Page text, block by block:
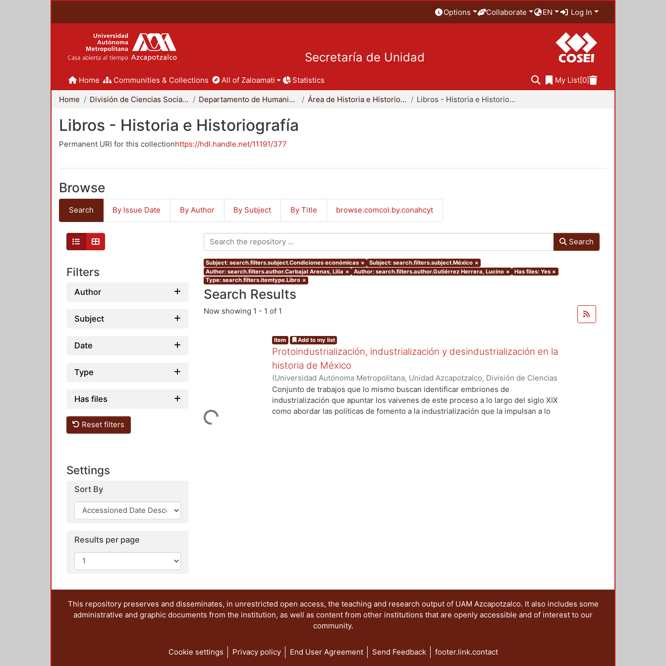
Options Collaborate EN Log In
Secretaría de Unidad
Home Communities & Collections All of Zaloamati Statistics My List[0]
Home División de Ciencias Sociales y Humanidades Departamento de Humanidades Área de Historia e Historiografía Libros - Historia e Historiografía
Libros - Historia e Historiografía
Permanent URI for this collectionhttps://hdl.handle.net/11191/377
Browse
Search By Issue Date By Author By Subject By Title browse.comcol.by.conahcyt
Filters
Author
Subject
Date
Type
Has files
Reset filters
Settings
Sort By
Results per page
Search
Subject: search.filters.subject.Condiciones económicas × Subject: search.filters.subject.México ×
Author: search.filters.author.Carbajal Arenas, Lilia × Author: search.filters.author.Gutiérrez Herrera, Lucino × Has files: Yes ×
Type: search.filters.itemtype.Libro ×
Search Results
Now showing 1 - 1 of 1
Loading...
Item Add to my list
Protoindustrialización, industrialización y desindustrialización en la
historia de México
(Universidad Autónoma Metropolitana, Unidad Azcapotzalco, División de Ciencias
Sociales y Humanidades, Departamento de Humanidades, Área de Historia e
Historiografía,2009) Rodríguez Garza, Francisco Javier;Morales Moreno,
Humberto;Flores Clair, Eduardo;Kuri Gaytán, Armando;Carbajal Arenas, Lilia;
Conjunto de trabajos que lo mismo buscan identificar embriones de
industrialización que apuntar los vaivenes de este proceso a lo largo del siglo XIX
como abordar las políticas de fomento a la industrialización que la impulsan a lo
This repository preserves and disseminates, in unrestricted open access, the teaching and research output of UAM Azcapotzalco. It also includes some
administrative and graphic documents from the institution, as well as content from other institutions that are openly accessible and of interest to our
community.
Cookie settings Privacy policy End User Agreement Send Feedback footer.link.contact